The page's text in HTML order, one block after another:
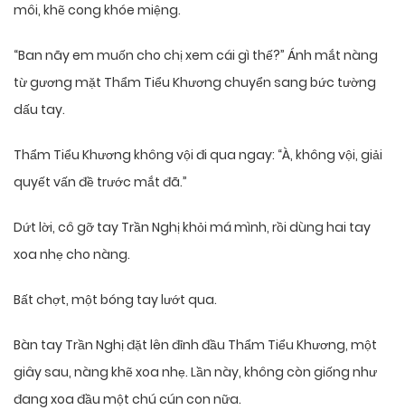
môi, khẽ cong khóe miệng.
“Ban nãy em muốn cho chị xem cái gì thế?” Ánh mắt nàng
từ gương mặt Thẩm Tiểu Khương chuyển sang bức tường
dấu tay.
Thẩm Tiểu Khương không vội đi qua ngay: “À, không vội, giải
quyết vấn đề trước mắt đã.”
Dứt lời, cô gỡ tay Trần Nghị khỏi má mình, rồi dùng hai tay
xoa nhẹ cho nàng.
Bất chợt, một bóng tay lướt qua.
Bàn tay Trần Nghị đặt lên đỉnh đầu Thẩm Tiểu Khương, một
giây sau, nàng khẽ xoa nhẹ. Lần này, không còn giống như
đang xoa đầu một chú cún con nữa.